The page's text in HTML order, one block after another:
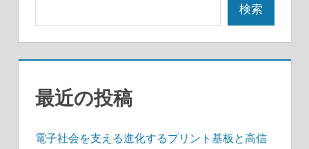
ジ
送
検索
最近の投稿
電子社会を支える進化するプリント基板と高信